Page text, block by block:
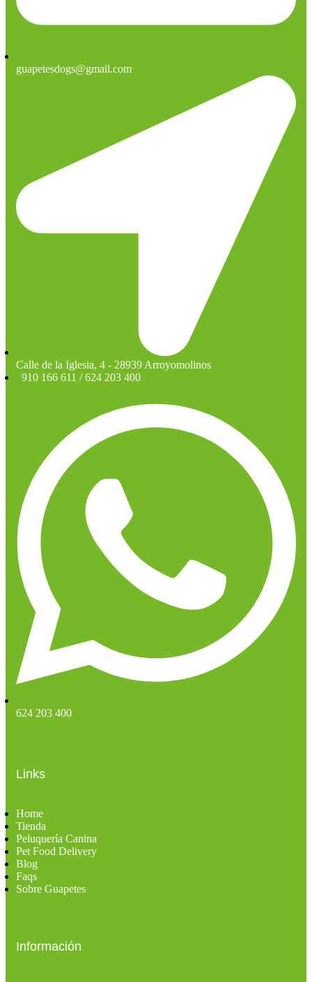
guapetesdogs@gmail.com
Calle de la Iglesia, 4 - 28939 Arroyomolinos
910 166 611 / 624 203 400
624 203 400
Links
Home
Tienda
Peluquería Canina
Pet Food Delivery
Blog
Faqs
Sobre Guapetes
Información